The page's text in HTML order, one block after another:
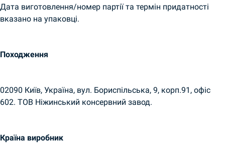
Дата виготовлення/номер партії та термін придатності
вказано на упаковці.
Походження
02090 Київ, Україна, вул. Бориспільська, 9, корп.91, офіс
602. ТОВ Ніжинський консервний завод.
Країна виробник